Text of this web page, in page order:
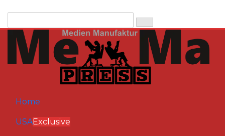
Inhalt
springen
Home
USAExclusive